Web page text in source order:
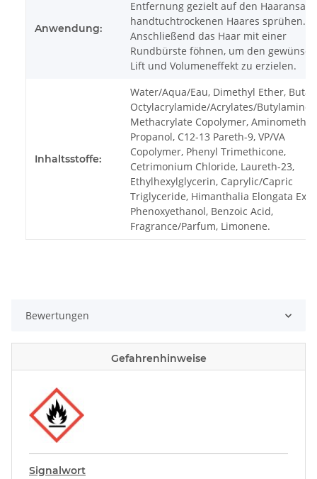
Anwendung:
Entfernung gezielt auf den Haaransatz
handtuchtrockenen Haares sprühen.
Anschließend das Haar mit einer
Rundbürste föhnen, um den
Lift und Volumeneffekt zu erzielen.
Inhaltsstoffe:
Water/Aqua/Eau, Dimethyl Ether,
Octylacrylamide/Acrylates/
Methacrylate Copolymer, Aminomethyl
Propanol, C12-13 Pareth-9, VP/VA
Copolymer, Phenyl Trimethicone,
Cetrimonium Chloride, Laureth-23,
Ethylhexylglycerin, Caprylic/Capric
Triglyceride, Himanthalia Elongata
Phenoxyethanol, Benzoic Acid,
Fragrance/Parfum, Limonene.
Bewertungen
Gefahrenhinweise
Signalwort